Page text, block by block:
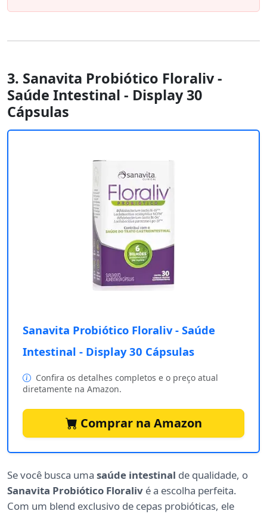
3. Sanavita Probiótico Floraliv -
Saúde Intestinal - Display 30
Cápsulas
Sanavita Probiótico Floraliv - Saúde
Intestinal - Display 30 Cápsulas
Confira os detalhes completos e o preço atual
diretamente na Amazon.
Comprar na Amazon
Se você busca uma saúde intestinal de qualidade, o
Sanavita Probiótico Floraliv é a escolha perfeita.
Com um blend exclusivo de cepas probióticas, ele